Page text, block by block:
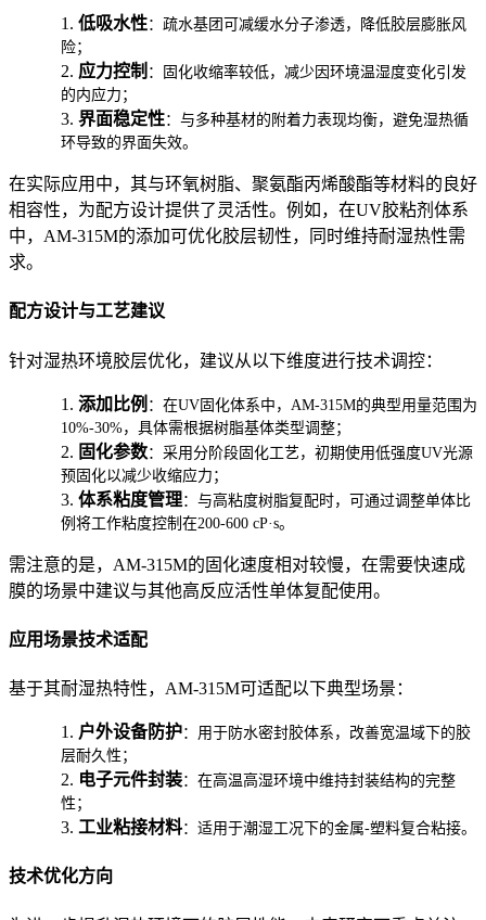
1. 低吸水性：疏水基团可减缓水分子渗透，降低胶层膨胀风
险；
2. 应力控制 ：固化收缩率较低，减少因环境温湿度变化引发
的内应力；
3. 界面稳定性：与多种基材的附着力表现均衡，避免湿热循
环导致的界面失效。
在实际应用中，其与环氧树脂、聚氨酯丙烯酸酯等材料的良好
相容性，为配方设计提供了灵活性。例如，在UV胶粘剂体系
中，AM-315M的添加可优化胶层韧性，同时维持耐湿热性需
求。
配方设计与工艺建议
针对湿热环境胶层优化，建议从以下维度进行技术调控：
1. 添加比例 ：在UV固化体系中，AM-315M的典型用量范围为
10%-30%，具体需根据树脂基体类型调整；
2. 固化参数：采用分阶段固化工艺，初期使用低强度UV光源
预固化以减少收缩应力；
3. 体系粘度管理：与高粘度树脂复配时，可通过调整单体比
例将工作粘度控制在200-600 cP·s。
需注意的是，AM-315M的固化速度相对较慢，在需要快速成
膜的场景中建议与其他高反应活性单体复配使用。
应用场景技术适配
基于其耐湿热特性，AM-315M可适配以下典型场景：
1. 户外设备防护：用于防水密封胶体系，改善宽温域下的胶
层耐久性；
2. 电子元件封装：在高温高湿环境中维持封装结构的完整
性；
3. 工业粘接材料：适用于潮湿工况下的金属-塑料复合粘接。
技术优化方向